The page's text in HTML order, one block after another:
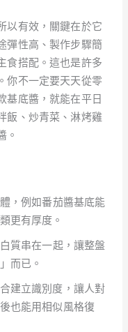
以有效，關鍵在於它
彈性高、製作步驟簡
食搭配。這也是許多
你不一定要天天從零
基底醬，就能在平日
飯、炒青菜、淋烤雞
。
，例如番茄醬基底能
更有厚度。
質串在一起，讓整盤
而已。
建立識別度，讓人對
也能用相似風格復